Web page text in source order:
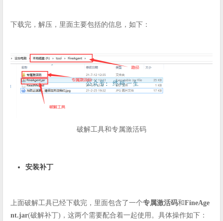
下载完，解压，里面主要包括的信息，如下：
破解工具和专属激活码
安装补丁
上面破解工具已经下载完，里面包含了一个专属激活码和FineAge
nt.jar(破解补丁)，这两个需要配合着一起使用。具体操作如下：